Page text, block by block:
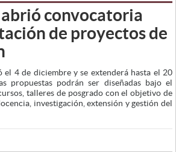
convocatoria
de proyectos de
el 4 de diciembre y se extenderá hasta el 20
propuestas podrán ser diseñadas bajo el
talleres de posgrado con el objetivo de
investigación, extensión y gestión del